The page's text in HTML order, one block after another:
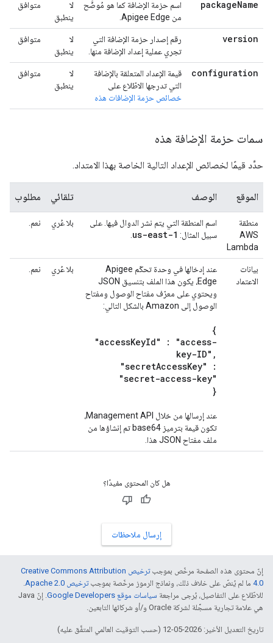
packageName
اسم حزمة الإضافة كما هو مُوضَّح
من Apigee Edge.
لا
ينطبق
متوافق
version
رقم إصدار حزمة الإضافة التي
تجري عملية إعداد الإضافة منها.
لا
ينطبق
متوافق
configuration
قيمة الإعداد المتعلقة بالإضافة
التي تدرجها الاطّلاع على
خصائص حزمة الإضافات هذه
لا
ينطبق
متوافق
سمات حزمة الإضافة هذه
حدِّد قيمًا لخصائص الإعداد التالية الخاصة بهذا الامتداد.
الموقع الوصف تلقائي مطلوب
منطقة
AWS
Lambda
اسم المنطقة التي يتم نشر الدوال فيها. على
سبيل المثال: us-east-1
بلا عُري نعم.
بيانات
الاعتماد
عند إدخالها في وحدة تحكّم Apigee
Edge، يكون هذا الملف بتنسيق JSON
ويحتوي على معرّف مفتاح الوصول ومفتاح
الوصول إلى Amazon بالشكل التالي:
{
"accessKeyId" : "access-
key-ID" ,
"secretAccessKey" :
"secret-access-key"
}
عند إرسالها من خلال Management API،
تكون قيمة بترميز base64 تم إنشاؤها من
ملف مفتاح JSON هذا.
بلا عُري نعم.
هل كان المحتوى مفيدًا؟
إرسال ملاحظات
إنّ محتوى هذه الصفحة مرخّص بموجب
ترخيص Creative Commons Attribution
4.0‏ ما لم يُنصّ على خلاف ذلك، ونماذج الرموز مرخّصة بموجبترخيص Apache 2.0‏
.
للاطّلاع على التفاصيل، يُرجى مراجعة سياسات موقع Google Developers‏
. إنّ Java
هي علامة تجارية مسجَّلة لشركة Oracle و/أو شركائها التابعين.
تاريخ التعديل الأخير: 2026-05-12 (حسب التوقيت العالمي المتفَّق عليه)